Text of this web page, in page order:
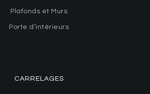
Plafonds et Murs
Porte d’intérieurs
CARRELAGES